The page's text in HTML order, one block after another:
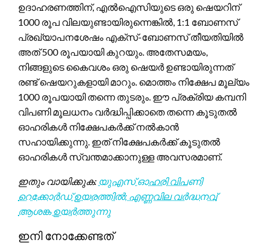
ഉദാഹരണത്തിന്, എൽഐസിയുടെ ഒരു ഷെയറിന്
1000 രൂപ വിലയുണ്ടായിരുന്നെങ്കിൽ, 1:1 ബോണസ്
പ്രഖ്യാപനശേഷം എക്സ്-ബോണസ് തീയതിയിൽ
അത് 500 രൂപയായി കുറയും. അതേസമയം,
നിങ്ങളുടെ കൈവശം ഒരു ഷെയർ ഉണ്ടായിരുന്നത്
രണ്ട് ഷെയറുകളായി മാറും. മൊത്തം നിക്ഷേപ മൂല്യം
1000 രൂപയായി തന്നെ തുടരും. ഈ പ്രക്രിയ കമ്പനി
വിപണി മൂലധനം വർദ്ധിപ്പിക്കാതെ തന്നെ കൂടുതൽ
ഓഹരികൾ നിക്ഷേപകർക്ക് നൽകാൻ
സഹായിക്കുന്നു. ഇത് നിക്ഷേപകർക്ക് കൂടുതൽ
ഓഹരികൾ സ്വന്തമാക്കാനുള്ള അവസരമാണ്.
ഇതും വായിക്കുക: യുഎസ് ഓഹരി വിപണി
റെക്കോർഡ് ഉയരത്തിൽ; എണ്ണവില വർദ്ധനവ്
ആശങ്ക ഉയർത്തുന്നു
ഇനി നോക്കേണ്ടത്